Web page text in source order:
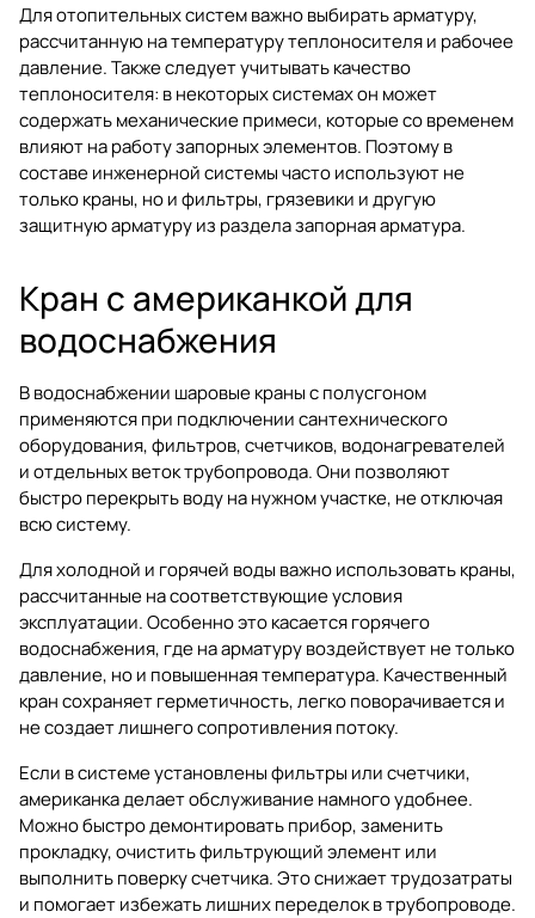
Для отопительных систем важно выбирать арматуру,
рассчитанную на температуру теплоносителя и рабочее
давление. Также следует учитывать качество
теплоносителя: в некоторых системах он может
содержать механические примеси, которые со временем
влияют на работу запорных элементов. Поэтому в
составе инженерной системы часто используют не
только краны, но и фильтры, грязевики и другую
защитную арматуру из разделазапорная арматура.
Кран с американкой для
водоснабжения
В водоснабжении шаровые краны с полусгоном
применяются при подключении сантехнического
оборудования, фильтров, счетчиков, водонагревателей
и отдельных веток трубопровода. Они позволяют
быстро перекрыть воду на нужном участке, не отключая
всю систему.
Для холодной и горячей воды важно использовать краны,
рассчитанные на соответствующие условия
эксплуатации. Особенно это касается горячего
водоснабжения, где на арматуру воздействует не только
давление, но и повышенная температура. Качественный
кран сохраняет герметичность, легко поворачивается и
не создает лишнего сопротивления потоку.
Если в системе установлены фильтры или счетчики,
американка делает обслуживание намного удобнее.
Можно быстро демонтировать прибор, заменить
прокладку, очистить фильтрующий элемент или
выполнить поверку счетчика. Это снижает трудозатраты
и помогает избежать лишних переделок в трубопроводе.